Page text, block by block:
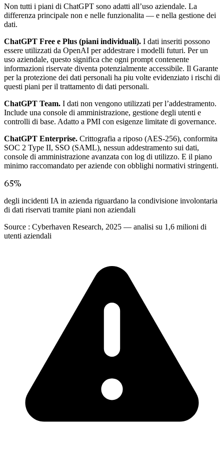
Non tutti i piani di ChatGPT sono adatti all’uso aziendale. La
differenza principale non e nelle funzionalita — e nella gestione dei
dati.
ChatGPT Free e Plus (piani individuali). I dati inseriti possono
essere utilizzati da OpenAI per addestrare i modelli futuri. Per un
uso aziendale, questo significa che ogni prompt contenente
informazioni riservate diventa potenzialmente accessibile. Il Garante
per la protezione dei dati personali ha piu volte evidenziato i rischi di
questi piani per il trattamento di dati personali.
ChatGPT Team. I dati non vengono utilizzati per l’addestramento.
Include una console di amministrazione, gestione degli utenti e
controlli di base. Adatto a PMI con esigenze limitate di governance.
ChatGPT Enterprise. Crittografia a riposo (AES-256), conformita
SOC 2 Type II, SSO (SAML), nessun addestramento sui dati,
console di amministrazione avanzata con log di utilizzo. E il piano
minimo raccomandato per aziende con obblighi normativi stringenti.
65%
degli incidenti IA in azienda riguardano la condivisione involontaria
di dati riservati tramite piani non aziendali
Source : Cyberhaven Research, 2025 — analisi su 1,6 milioni di
utenti aziendali